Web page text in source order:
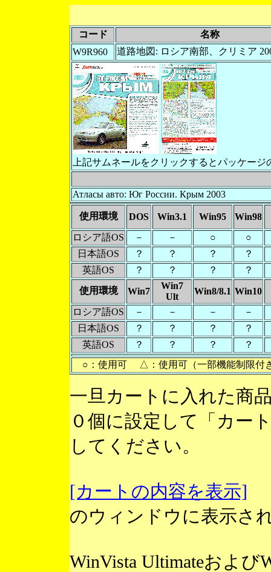
コード
名称
W9R960
道路地図: ロシア南部、クリミア
上記サムネールをクリックするとパッケー
Атласы авто: Юг России. Крым 2003
使用環境 DOS Win3.1 Win95
Win98
ロシア語OS
－ － ○
○
日本語OS
？ ？ ？
？
英語OS
？ ？ ？
？
使用環境
Win7
Win7
Ult
Win8/8.1 Win10
ロシア語OS
－ － －
－
日本語OS
？ ？ ？
？
英語OS
？ ？ ？
？
○：使用可 △：使用可（一部機能制限
一旦カートに入れた商
０個に設定して「カー
してください。
[カートの内容を表示]
のウィンドウに表示さ
WinVista Ultimateおよ